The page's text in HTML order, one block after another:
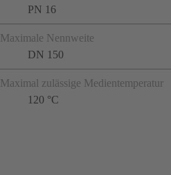
PN 16
Maximale Nennweite
DN 150
Maximal zulässige Medientemperatur
120 °C